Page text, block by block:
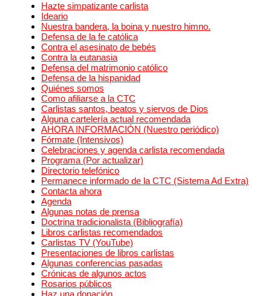
Hazte simpatizante carlista
Ideario
Nuestra bandera, la boina y nuestro himno.
Defensa de la fe católica
Contra el asesinato de bebés
Contra la eutanasia
Defensa del matrimonio católico
Defensa de la hispanidad
Quiénes somos
Como afiliarse a la CTC
Carlistas santos, beatos y siervos de Dios
Alguna cartelería actual recomendada
AHORA INFORMACIÓN (Nuestro periódico)
Fórmate (Intensivos)
Celebraciones y agenda carlista recomendada
Programa (Por actualizar)
Directorio telefónico
Permanece informado de la CTC (Sistema Ad Extra)
Contacta ahora
Agenda
Algunas notas de prensa
Doctrina tradicionalista (Bibliografía)
Libros carlistas recomendados
Carlistas TV (YouTube)
Presentaciones de libros carlistas
Algunas conferencias pasadas
Crónicas de algunos actos
Rosarios públicos